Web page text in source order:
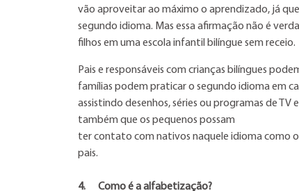
vão aproveitar ao máximo o aprendizado, já
segundo idioma. Mas essa afirmação não é
filhos em uma escola infantil bilíngue sem receio.
Pais e responsáveis com crianças bilíngues
famílias podem praticar o segundo idioma em
assistindo desenhos, séries ou programas de TV
também que os pequenos possam
ter contato com nativos naquele idioma como
pais.
4. Como é a alfabetização?